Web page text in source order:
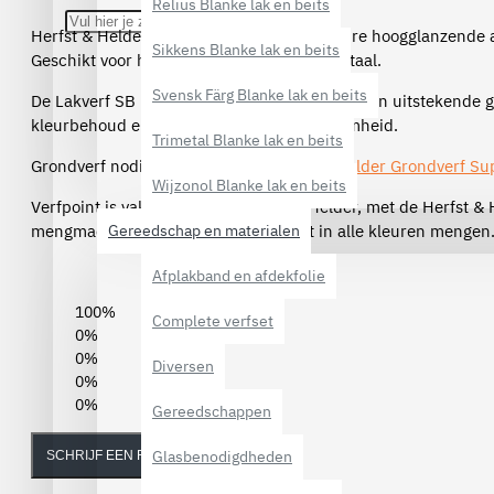
Relius Blanke lak en beits
Sikkens Blanke lak en beits
Svensk Färg Blanke lak en beits
Trimetal Blanke lak en beits
Wijzonol Blanke lak en beits
Gereedschap en materialen
Afplakband en afdekfolie
Complete verfset
Diversen
Gereedschappen
Glasbenodigdheden
Herfst & Helder Lakverf SB is een superieure hoogglanzende
Geschikt voor het aflakken van hout en metaal.
De Lakverf SB is prettig te verwerken, heeft een uitstekende
kleurbehoud en een goede buitenduurzaamheid.
Grondverf nodig? Wij adviseren
Herfst & Helder Grondverf
Verfpoint is vakgrossier van Herfst & Helder, met de Herfst &
mengmachine kunnen wij dit product in alle kleuren mengen.
100%
0%
0%
0%
0%
SCHRIJF EEN REVIEW